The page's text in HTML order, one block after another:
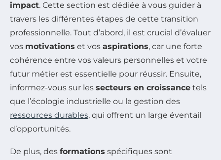
impact. Cette section est dédiée à vous guider à
travers les différentes étapes de cette transition
professionnelle. Tout d’abord, il est crucial d’évaluer
vos motivations et vos aspirations, car une forte
cohérence entre vos valeurs personnelles et votre
futur métier est essentielle pour réussir. Ensuite,
informez-vous sur les secteurs en croissance tels
que l’écologie industrielle ou la gestion des
ressources durables, qui offrent un large éventail
d’opportunités.
De plus, des formations spécifiques sont